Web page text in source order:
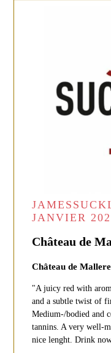
JANVIER
Château de
Château de
"A juicy red with
and a subtle twist of
Medium-/bodied and
tannins. A very well-
nice lenght. Drink